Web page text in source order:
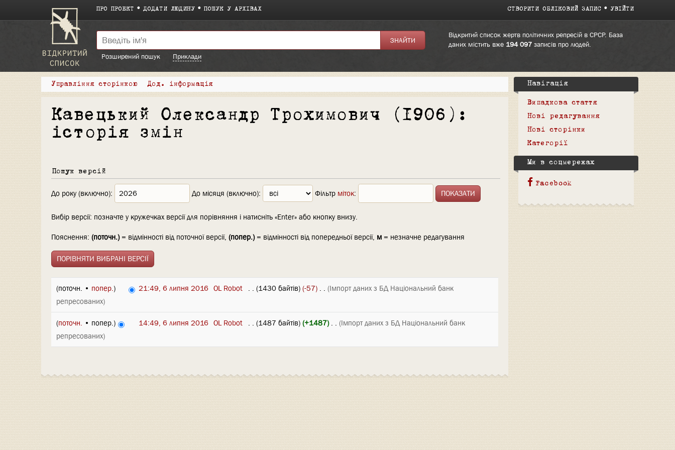
ПРО ПРОЕКТ ДОДАТИ ЛЮДИНУ ПОШУК У АРХІВАХ СТВОРИТИ ОБЛІКОВИЙ ЗАПИС УВІЙТИ
Відкритий список жертв політичних репресій в СРСР. База
даних містить вже 194 097записів про людей.
Розширений пошук
Приклади
Управління сторінкою Дод. інформація
Кавецький Олександр Трохимович (1906):
історія змін
Пошук версій
До року (включно): До місяця (включно): Фільтр міток:
Вибір версії: позначте у кружечках версії для порівняння і натисніть «Enter» або кнопку внизу.
Пояснення: (поточн.)= відмінності від поточної версії, (попер.)= відмінності від попередньої версії, м = незначне редагування
(поточн. • попер.) 21:49, 6 липня 2016 OL Robot . . (1430 байтів) (-57) . . (Імпорт даних з БД Національний банк
репресованих)
(поточн. • попер.) 14:49, 6 липня 2016 OL Robot . . (1487 байтів) (+1487)‎ . . (Імпорт даних з БД Національний банк
репресованих)
Навігація
Випадкова стаття
Нові редагування
Нові сторінки
Категорії
Ми в соцмережах
Facebook